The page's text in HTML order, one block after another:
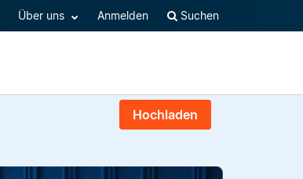
Über uns Anmelden Suchen
Hochladen